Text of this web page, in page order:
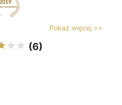
Pokaż więcej >>
(6)